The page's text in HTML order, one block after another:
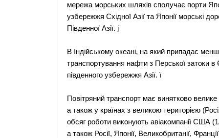
мережа морських шляхів сполучає порти
узбережжя Східної Азії та Японії морські
Південної Азії. j
В Індійському океані, на який припадає
транспортування нафти з Перської затоки
південного узбережжя Азії. ї
Повітряний транспорт має винятково
а також у країнах з великою територією
обсяг роботи виконують авіакомпанії США
а також Росії, Японії, Великобританії,